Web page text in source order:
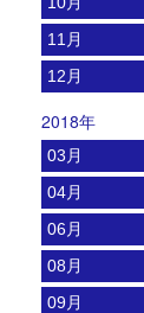
11月
12月
2018年
03月
04月
06月
08月
09月